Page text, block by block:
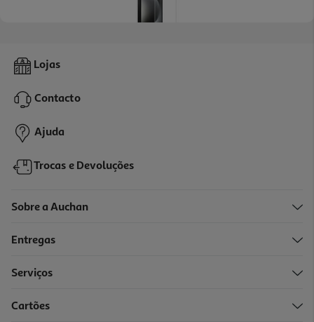
Vidro Temperado Qilive 2.5d Iphone 16 Plus/15 Plus
4,99 €
Lojas
Contacto
Ajuda
Trocas e Devoluções
Sobre a Auchan
Entregas
Serviços
Cartões